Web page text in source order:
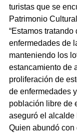
turistas que se
Patrimonio
“Estamos
enfermedades de
manteniendo los
estancamiento de
proliferación de
de enfermedades
población libre de
aseguró el alcalde
Quien abundó con